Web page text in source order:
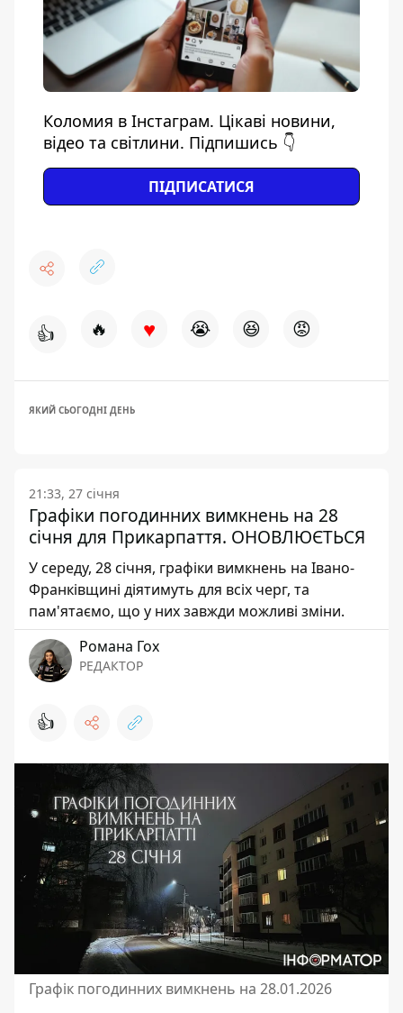
Коломия в Інстаграм. Цікаві новини,
відео та світлини. Підпишись 👇
ПІДПИСАТИСЯ
👍 🔥 ♥ 😭 😆 😡
ЯКИЙ СЬОГОДНІ ДЕНЬ
21:33, 27 січня
Графіки погодинних вимкнень на 28
січня для Прикарпаття. ОНОВЛЮЄТЬСЯ
У середу, 28 січня, графіки вимкнень на Івано-
Франківщині діятимуть для всіх черг, та
пам'ятаємо, що у них завжди можливі зміни.
Романа Гох
РЕДАКТОР
👍
Графік погодинних вимкнень на 28.01.2026